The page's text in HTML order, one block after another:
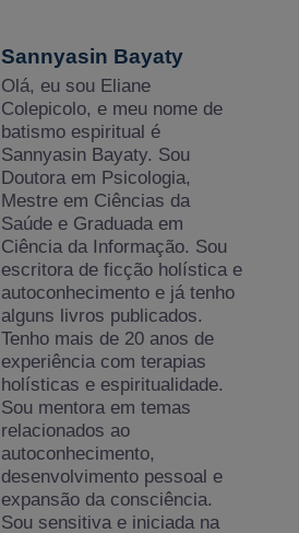
Sannyasin Bayaty
Olá, eu sou Eliane
Colepicolo, e meu nome de
batismo espiritual é
Sannyasin Bayaty. Sou
Doutora em Psicologia,
Mestre em Ciências da
Saúde e Graduada em
Ciência da Informação. Sou
escritora de ficção holística e
autoconhecimento e já tenho
alguns livros publicados.
Tenho mais de 20 anos de
experiência com terapias
holísticas e espiritualidade.
Sou mentora em temas
relacionados ao
autoconhecimento,
desenvolvimento pessoal e
expansão da consciência.
Sou sensitiva e iniciada na